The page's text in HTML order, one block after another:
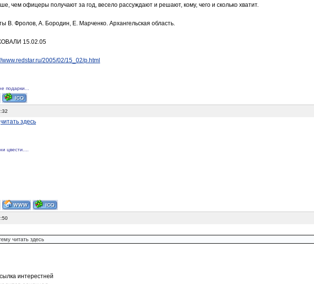
чем офицеры получают за год, весело рассуждают и решают, кому, чего и сколько хватит.
В. Фролов, А. Бородин, Е. Марченко. Архангельская область.
15.02.05
www.redstar.ru/2005/02/15_02/p.html
подарки...
читать здесь
цвести....
читать здесь
интерестней